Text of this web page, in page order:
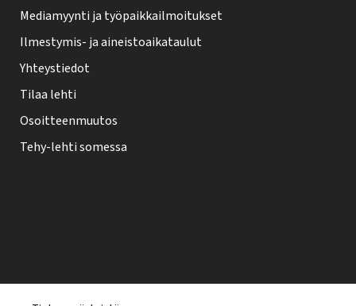
Mediamyynti ja työpaikkailmoitukset
Ilmestymis- ja aineistoaikataulut
Yhteystiedot
Tilaa lehti
Osoitteenmuutos
Tehy-lehti somessa